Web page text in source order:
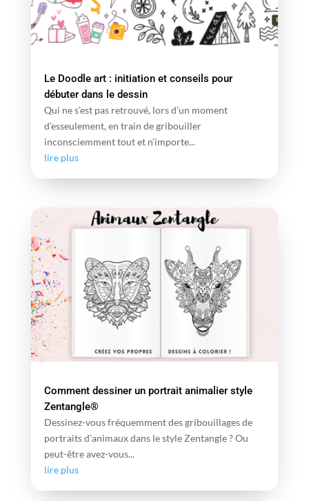
Le Doodle art : initiation et conseils pour
débuter dans le dessin
Qui ne s’est pas retrouvé, lors d’un moment
d’esseulement, en train de gribouiller
inconsciemment tout et n’importe...
lire plus
Comment dessiner un portrait animalier style
Zentangle®
Dessinez-vous fréquemment des gribouillages de
portraits d'animaux dans le style Zentangle ? Ou
peut-être avez-vous...
lire plus